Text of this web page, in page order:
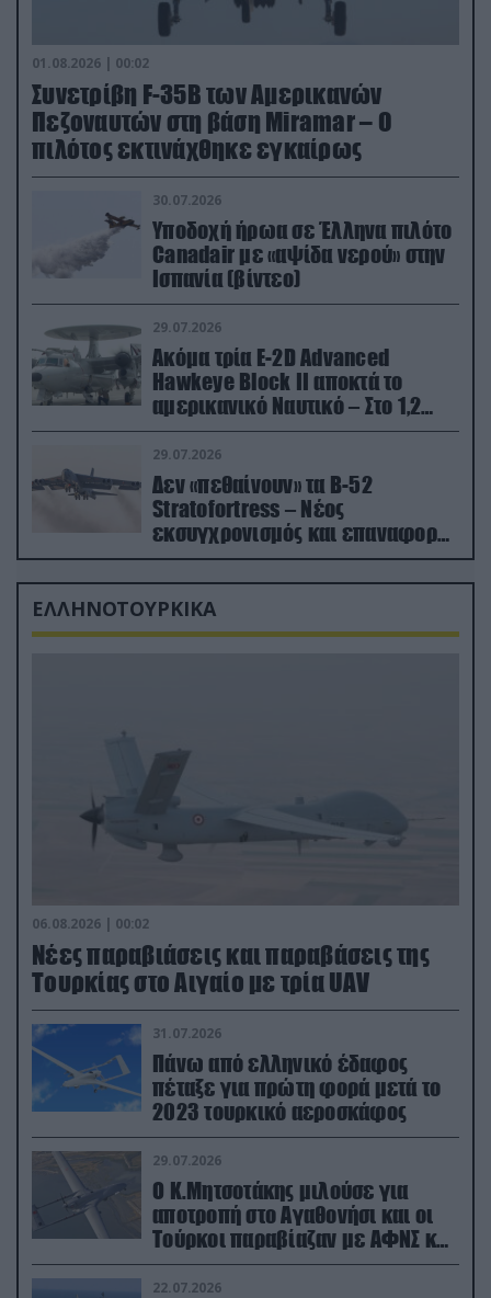
01.08.2026 | 00:02
Συνετρίβη F-35B των Αμερικανών
Πεζοναυτών στη βάση Miramar – Ο
πιλότος εκτινάχθηκε εγκαίρως
30.07.2026
Υποδοχή ήρωα σε Έλληνα πιλότο
Canadair με «αψίδα νερού» στην
Ισπανία (βίντεο)
29.07.2026
Ακόμα τρία E-2D Advanced
Hawkeye Block II αποκτά το
αμερικανικό Ναυτικό – Στο 1,2
δισ.δολάρια το κόστος
29.07.2026
Δεν «πεθαίνουν» τα Β-52
Stratofortress – Νέος
εκσυγχρονισμός και επαναφορά
από τα «νεκροταφεία»
ΕΛΛΗΝΟΤΟΥΡΚΙΚΑ
06.08.2026 | 00:02
Νέες παραβιάσεις και παραβάσεις της
Τουρκίας στο Αιγαίο με τρία UAV
31.07.2026
Πάνω από ελληνικό έδαφος
πέταξε για πρώτη φορά μετά το
2023 τουρκικό αεροσκάφος
29.07.2026
Ο Κ.Μητσοτάκης μιλούσε για
αποτροπή στο Αγαθονήσι και οι
Τούρκοι παραβίαζαν με ΑΦΝΣ και
drone
22.07.2026